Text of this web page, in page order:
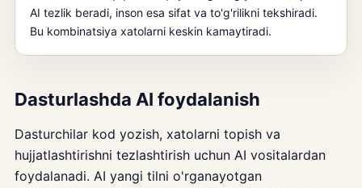
AI tezlik beradi, inson esa sifat va to'g'rilikni tekshiradi.
Bu kombinatsiya xatolarni keskin kamaytiradi.
Dasturlashda AI foydalanish
Dasturchilar kod yozish, xatolarni topish va
hujjatlashtirishni tezlashtirish uchun AI vositalardan
foydalanadi. AI yangi tilni o'rganayotgan